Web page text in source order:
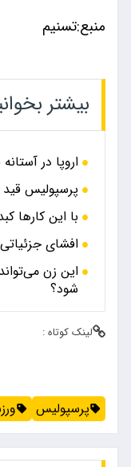
منبع:تسنیم
بیشتر
اروپا در
پرسپولیس
با این کارها
افشای
این زن
شود؟
لینک کوتاه :
پرسپولیس